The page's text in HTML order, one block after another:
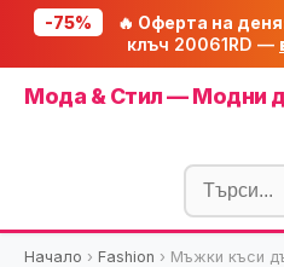
-75% 🔥 Оферта на
клъч 20061RD —
Мода & Стил — Модни
🔥
🧮
Начало › Fashion › Мъжки къси